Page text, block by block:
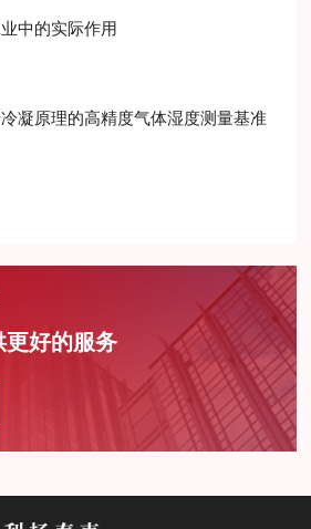
中的实际作用
凝原理的高精度气体湿度测量基准
更好的服务